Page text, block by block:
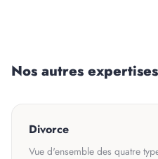
Nos autres expertises
Divorce
Vue d'ensemble des quatre